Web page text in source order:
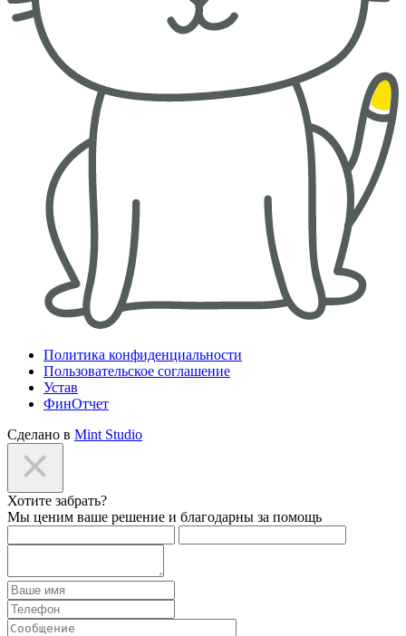
Политика конфиденциальности
Пользовательское соглашение
Устав
ФинОтчет
Сделано в Mint Studio
Хотите забрать?
Мы ценим ваше решение и благодарны за помощь